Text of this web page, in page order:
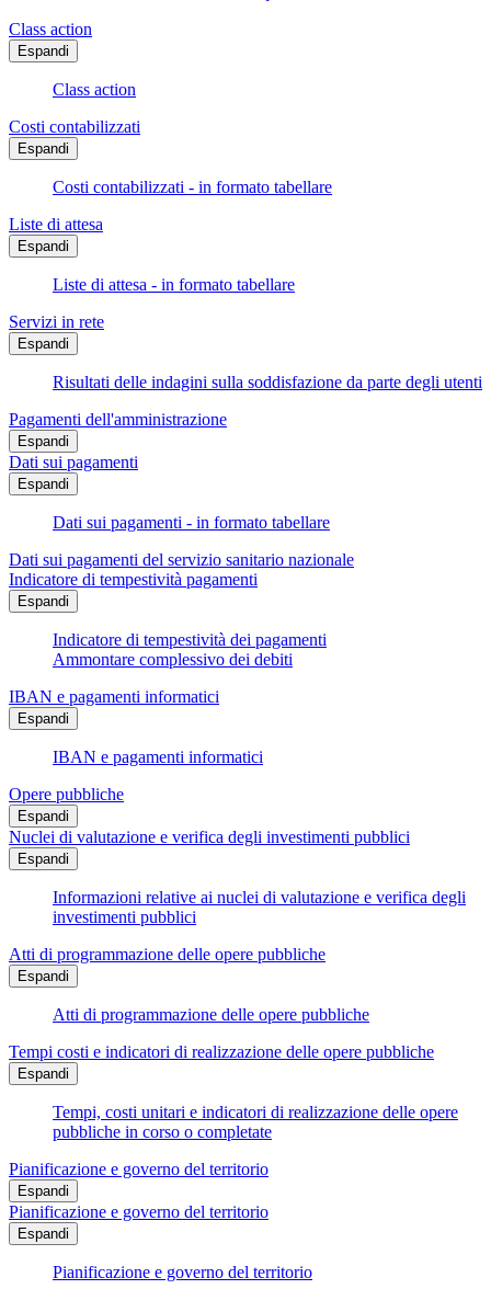
Class action
Espandi
Class action
Costi contabilizzati
Espandi
Costi contabilizzati - in formato tabellare
Liste di attesa
Espandi
Liste di attesa - in formato tabellare
Servizi in rete
Espandi
Risultati delle indagini sulla soddisfazione da parte degli utenti
Pagamenti dell'amministrazione
Espandi
Dati sui pagamenti
Espandi
Dati sui pagamenti - in formato tabellare
Dati sui pagamenti del servizio sanitario nazionale
Indicatore di tempestività pagamenti
Espandi
Indicatore di tempestività dei pagamenti
Ammontare complessivo dei debiti
IBAN e pagamenti informatici
Espandi
IBAN e pagamenti informatici
Opere pubbliche
Espandi
Nuclei di valutazione e verifica degli investimenti pubblici
Espandi
Informazioni relative ai nuclei di valutazione e verifica degli
investimenti pubblici
Atti di programmazione delle opere pubbliche
Espandi
Atti di programmazione delle opere pubbliche
Tempi costi e indicatori di realizzazione delle opere pubbliche
Espandi
Tempi, costi unitari e indicatori di realizzazione delle opere
pubbliche in corso o completate
Pianificazione e governo del territorio
Espandi
Pianificazione e governo del territorio
Espandi
Pianificazione e governo del territorio